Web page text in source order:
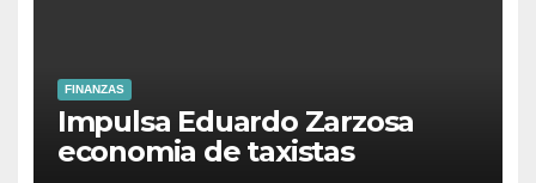
FINANZAS
Impulsa Eduardo Zarzosa
economia de taxistas